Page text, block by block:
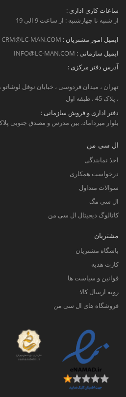
ساعات کاری اداری :
از شنبه تا چهارشنبه : از ساعت 9 الی 19
ایمیل امور مشتریان : CRM@LC-MAN.COM
ایمیل سازمانی : INFO@LC-MAN.COM
آدرس دفتر مرکزی :
تهران ، میدان فردوسی ، خبابان نوفل
، پلاک 45 ، طبقه اول
دفتر اداری و فروش سازمانی :
بلوار میرداماد، بین مدرس و مصدق جنوبی پلاک 286 طبقه
ال سی من
اخذ نمایندگی
درخواست همکاری
سوالات متداول
ال سی مگ
کاتالوگ دیجیتال ال سی من
مشتریان
باشگاه مشتریان
کارت هدیه
قوانین و سیاست ها
رویه ارسال کالا
فروشگاه های ال سی من